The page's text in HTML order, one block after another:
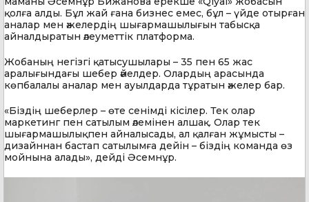
қолға алды. Бұл жай ғана бизнес емес, бұл – үйде отырған
аналар мен әжелердің шығармашылығын табысқа
айналдыратын әлеуметтік платформа.
Жобаның негізгі қатысушылары – 35 пен 65 жас
аралығындағы шебер әйелдер. Олардың арасында
көпбалалы аналар мен ауылдарда тұратын әжелер бар.
«Біздің шеберлер – өте сенімді кісілер. Тек олар
маркетинг пен сатылым әлемінен алшақ. Олар тек
шығармашылықпен айналысады, ал қалған жұмысты –
дизайннан бастап сатылымға дейін – біздің команда өз
мойнына алады», дейді Әсемнұр.